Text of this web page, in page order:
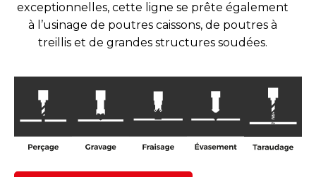
exceptionnelles, cette ligne se prête également
à l’usinage de poutres caissons, de poutres à
treillis et de grandes structures soudées.